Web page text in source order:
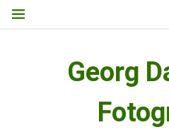
Zum
Georg